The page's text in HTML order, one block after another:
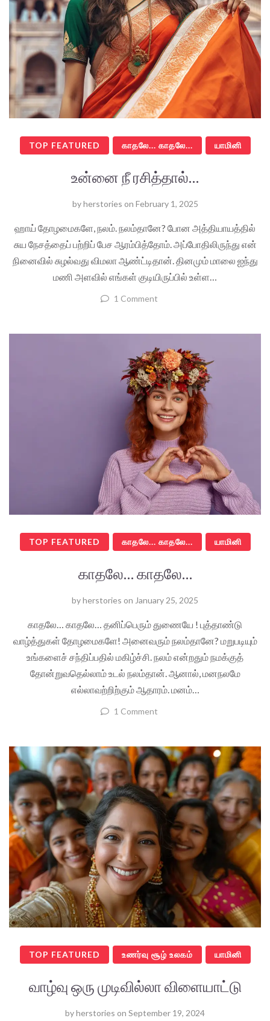
TOP FEATURED காதலே... காதலே... யாமினி
உன்னை நீ ரசித்தால்…
byherstories on February 1, 2025
ஹாய் தோழமைகளே, நலம். நலம்தானே? போன அத்தியாயத்தில்
சுய நேசத்தைப் பற்றிப் பேச ஆரம்பித்தோம். அப்போதிலிருந்து என்
நினைவில் சுழல்வது விமலா ஆண்ட்டிதான். தினமும் மாலை ஐந்து
மணி அளவில் எங்கள் குடியிருப்பில் உள்ள…
1 Comment
TOP FEATURED காதலே... காதலே... யாமினி
காதலே… காதலே…
byherstories on January 25, 2025
காதலே… காதலே… தனிப்பெரும் துணையே ! புத்தாண்டு
வாழ்த்துகள் தோழமைகளே! அனைவரும் நலம்தானே? மறுபடியும்
உங்களைச் சந்திப்பதில் மகிழ்ச்சி. நலம் என்றதும் நமக்குத்
தோன்றுவதெல்லாம் உடல் நலம்தான். ஆனால், மனநலமே
எல்லாவற்றிற்கும் ஆதாரம். மனம்…
1 Comment
TOP FEATURED உணர்வு சூழ் உலகம் யாமினி
வாழ்வு ஒரு முடிவில்லா விளையாட்டு
byherstories on September 19, 2024